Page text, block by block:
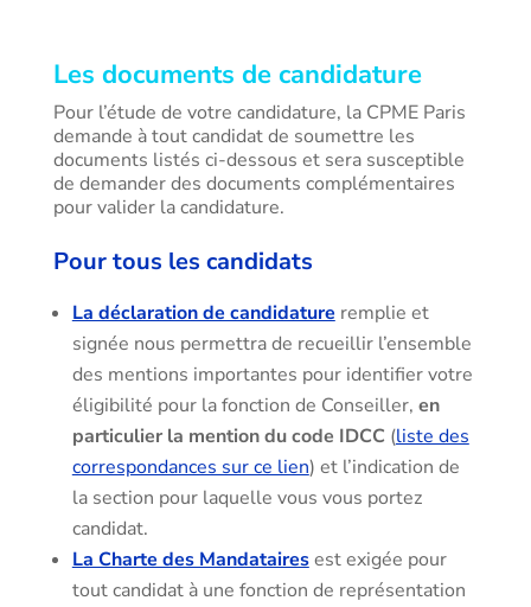
Les documents de candidature
Pour l’étude de votre candidature, la CPME Paris
demande à tout candidat de soumettre les
documents listés ci-dessous et sera susceptible
de demander des documents complémentaires
pour valider la candidature.
Pour tous les candidats
La déclaration de candidature remplie et
signée nous permettra de recueillir l’ensemble
des mentions importantes pour identifier votre
éligibilité pour la fonction de Conseiller, en
particulier la mention du code IDCC (liste des
correspondances sur ce lien) et l’indication de
la section pour laquelle vous vous portez
candidat.
La Charte des Mandatairesest exigée pour
tout candidat à une fonction de représentation